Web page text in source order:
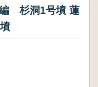
杉洞1号墳 蓮